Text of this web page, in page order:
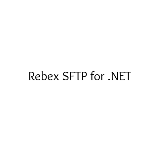
Rebex SFTP for .NET